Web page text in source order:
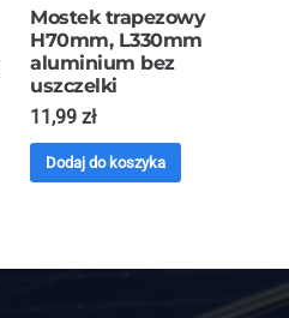
Mostek trapezowy
H70mm, L330mm
aluminium bez
uszczelki
11,99 zł
Dodaj do koszyka